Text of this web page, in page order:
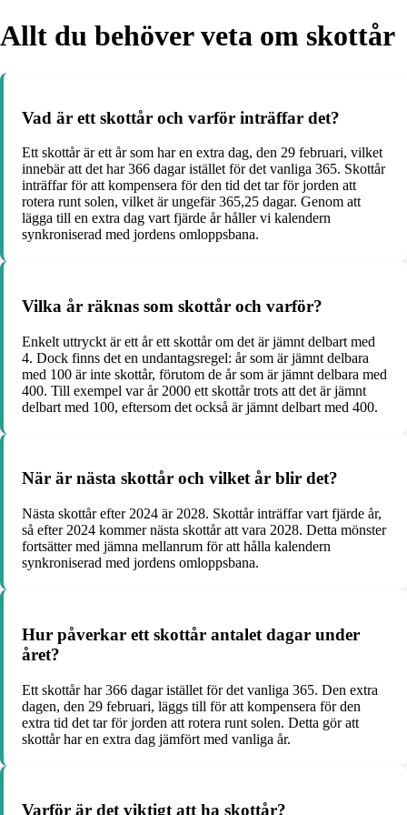
Allt du behöver veta om skottår
Vad är ett skottår och varför inträffar det?
Ett skottår är ett år som har en extra dag, den 29 februari, vilket
innebär att det har 366 dagar istället för det vanliga 365. Skottår
inträffar för att kompensera för den tid det tar för jorden att
rotera runt solen, vilket är ungefär 365,25 dagar. Genom att
lägga till en extra dag vart fjärde år håller vi kalendern
synkroniserad med jordens omloppsbana.
Vilka år räknas som skottår och varför?
Enkelt uttryckt är ett år ett skottår om det är jämnt delbart med
4. Dock finns det en undantagsregel: år som är jämnt delbara
med 100 är inte skottår, förutom de år som är jämnt delbara med
400. Till exempel var år 2000 ett skottår trots att det är jämnt
delbart med 100, eftersom det också är jämnt delbart med 400.
När är nästa skottår och vilket år blir det?
Nästa skottår efter 2024 är 2028. Skottår inträffar vart fjärde år,
så efter 2024 kommer nästa skottår att vara 2028. Detta mönster
fortsätter med jämna mellanrum för att hålla kalendern
synkroniserad med jordens omloppsbana.
Hur påverkar ett skottår antalet dagar under
året?
Ett skottår har 366 dagar istället för det vanliga 365. Den extra
dagen, den 29 februari, läggs till för att kompensera för den
extra tid det tar för jorden att rotera runt solen. Detta gör att
skottår har en extra dag jämfört med vanliga år.
Varför är det viktigt att ha skottår?